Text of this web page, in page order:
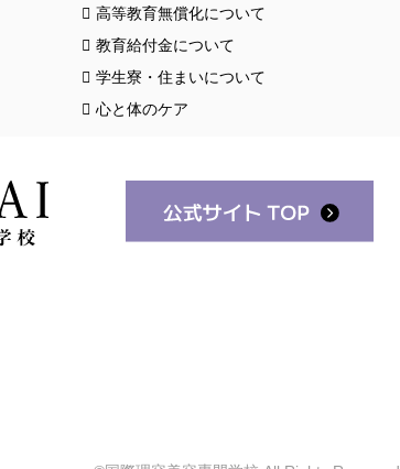
高等教育無償化について
教育給付金について
学生寮・住まいについて
心と体のケア